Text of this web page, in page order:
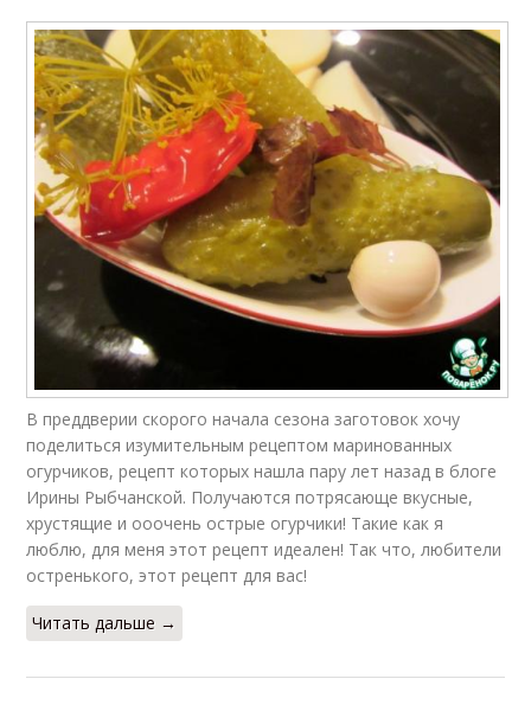
В преддверии скорого начала сезона заготовок хочу
поделиться изумительным рецептом маринованных
огурчиков, рецепт которых нашла пару лет назад в блоге
Ирины Рыбчанской. Получаются потрясающе вкусные,
хрустящие и ооочень острые огурчики! Такие как я
люблю, для меня этот рецепт идеален! Так что, любители
остренького, этот рецепт для вас!
Читать дальше →